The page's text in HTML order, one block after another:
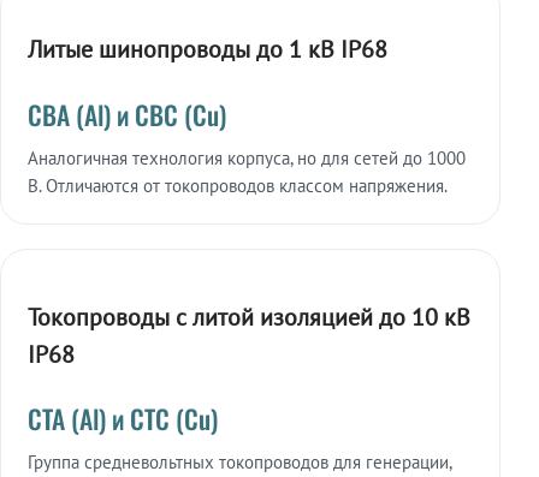
Литые шинопроводы до 1 кВ IP68
СВА (Al) и СВС (Cu)
Аналогичная технология корпуса, но для сетей до 1000
В. Отличаются от токопроводов классом напряжения.
Токопроводы с литой изоляцией до 10 кВ
IP68
СТА (Al) и СТС (Cu)
Группа средневольтных токопроводов для генерации,